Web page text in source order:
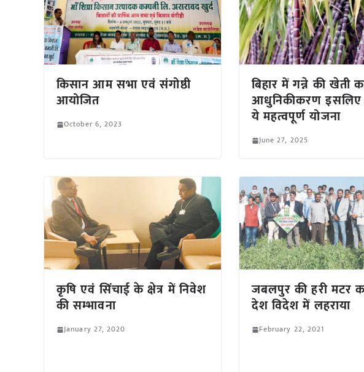
किसान आम सभा एवं संगोष्ठी
आयोजित
October 6, 2023
बिहार में गन्ने की खेती
आधुनिकीकरण
ये महत्वपूर्ण योजना
June 27, 2025
कृषि एवं सिंचाई के क्षेत्र में निवेश
की सम्भावना
January 27, 2020
जबलपुर की हरी मटर
देश विदेश में लहराया
February 22, 2021